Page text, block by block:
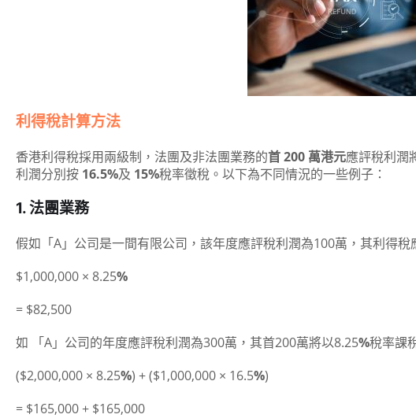
利得稅計算方法
香港利得稅採用兩級制，法團及非法團業務的首 200 萬港元應評稅利潤
利潤分別按 16.5%及 15%稅率徵稅。以下為不同情況的一些例子：
1. 法團業務
假如「A」公司是一間有限公司，該年度應評稅利潤為100萬，其利得稅
$1,000,000 × 8.25%
= $82,500
如 「A」公司的年度應評稅利潤為300萬，其首200萬將以8.25%稅率課
($2,000,000 × 8.25%) + ($1,000,000 × 16.5%)
= $165,000 + $165,000